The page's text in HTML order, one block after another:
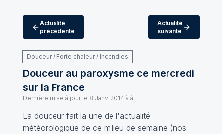
Actualité
précédente
Actualité
suivante
Douceur / Forte chaleur / Incendies
Douceur au paroxysme ce mercredi
sur la France
Dernière mise à jour le 8 Janv. 2014 à à
La douceur fait la une de l'actualité
météorologique de ce milieu de semaine (nos